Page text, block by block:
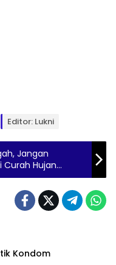
Editor: Lukni
Jangan
Curah Hujan
Kondom